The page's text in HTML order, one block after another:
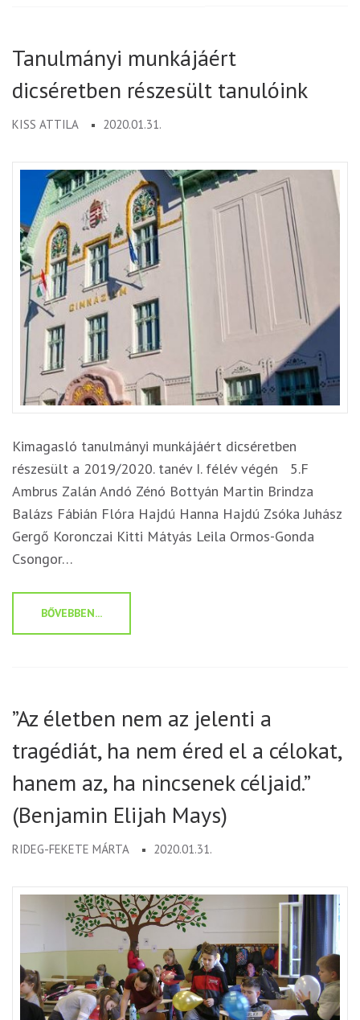
Tanulmányi munkájáért
dicséretben részesült tanulóink
KISS ATTILA 2020.01.31.
Kimagasló tanulmányi munkájáért dicséretben
részesült a 2019/2020. tanév I. félév végén 5.F
Ambrus Zalán Andó Zénó Bottyán Martin Brindza
Balázs Fábián Flóra Hajdú Hanna Hajdú Zsóka Juhász
Gergő Koronczai Kitti Mátyás Leila Ormos-Gonda
Csongor…
BŐVEBBEN...
”Az életben nem az jelenti a
tragédiát, ha nem éred el a célokat,
hanem az, ha nincsenek céljaid.”
(Benjamin Elijah Mays)
RIDEG-FEKETE MÁRTA 2020.01.31.